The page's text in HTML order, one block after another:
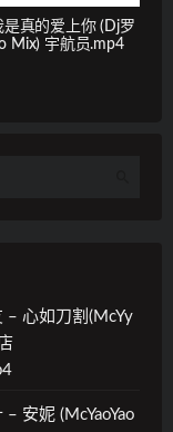
是真的爱上你 (Dj罗
Mix) 宇航员.mp4
– 心如刀割(McYy
安妮 (McYaoYao